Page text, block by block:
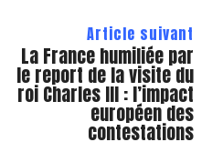
Article suivant
La France humiliée par
le report de la visite du
roi Charles III : l’impact
européen des
contestations